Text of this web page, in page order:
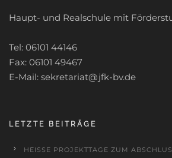
Haupt- und Realschule mit
Tel: 06101 44146
Fax: 06101 49467
E-Mail: sekretariat@jfk-bv.de
LETZTE BEITRÄGE
HEISSE PROJEKTTAGE ZUM